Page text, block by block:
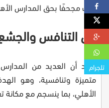
ذلك مجحفًا بحق المدارس
بين التنافس
وأكد أن العديد من
متميزة وتنافسية، وهو
الأهلي، بما ينسجم مع مكانة
تلجرام